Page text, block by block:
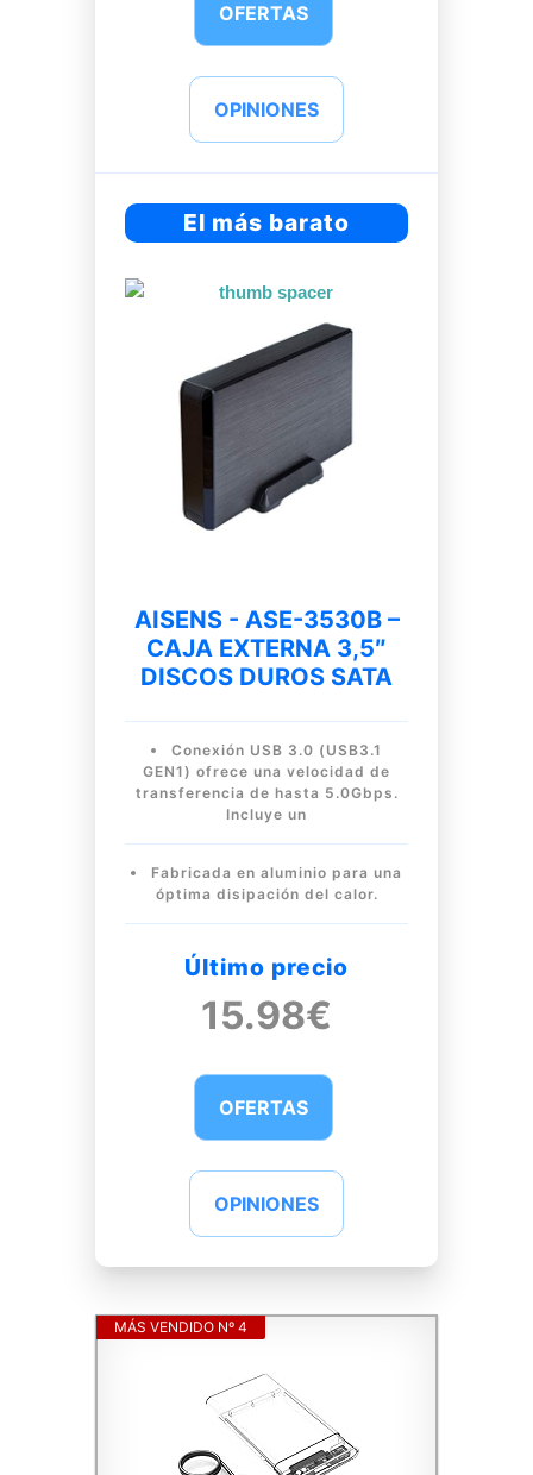
OFERTAS
OPINIONES
El más barato
AISENS - ASE-3530B –
CAJA EXTERNA 3,5″
DISCOS DUROS SATA
Conexión USB 3.0 (USB3.1
GEN1) ofrece una velocidad de
transferencia de hasta 5.0Gbps.
Incluye un
Fabricada en aluminio para una
óptima disipación del calor.
Último precio
15.98€
OFERTAS
OPINIONES
MÁS VENDIDO Nº 4